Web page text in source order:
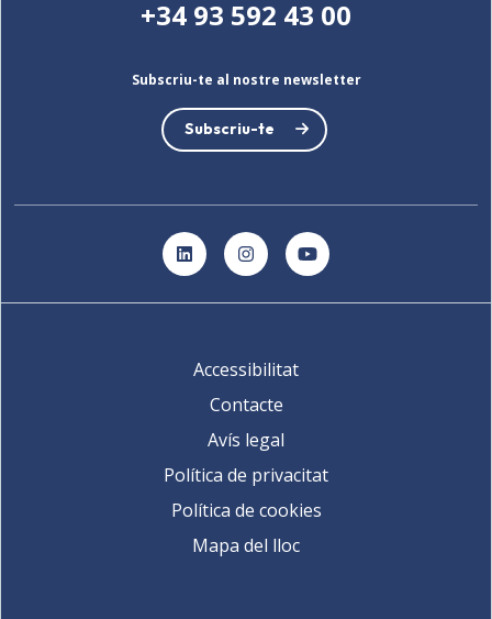
+34 93 592 43 00
Subscriu-te al nostre newsletter
Subscriu-te
LinkedInInstagramYouTube
Accessibilitat
Contacte
Avís legal
Política de privacitat
Política de cookies
Mapa del lloc